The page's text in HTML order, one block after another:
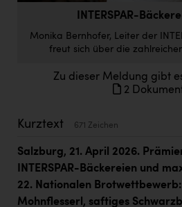
Doppler Gruppe
ERLUS AG
IFE Austria GmbH
Immotech
INTERSPAR-
Monika Bernhofer, Leiter der
freut sich über die
Zu dieser Meldung gibt
2
Kurztext 671 Zeichen
Salzburg, 21. April 2026.
INTERSPAR-Bäckereien und
22. Nationalen
Mohnflesserl, saftiges